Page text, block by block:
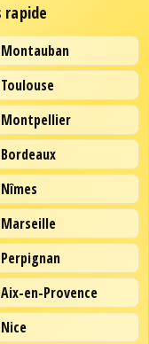
rapide
en-Provence